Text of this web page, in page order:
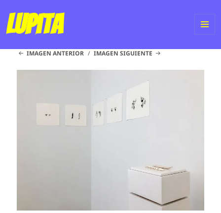
Lupita
IMAGEN ANTERIOR IMAGEN SIGUIENTE